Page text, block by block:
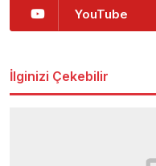
YouTube
İlginizi Çekebilir